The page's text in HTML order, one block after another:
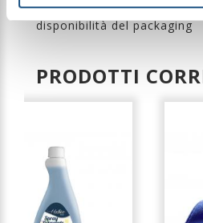
indicative e possono
disponibilità del packaging
PRODOTTI